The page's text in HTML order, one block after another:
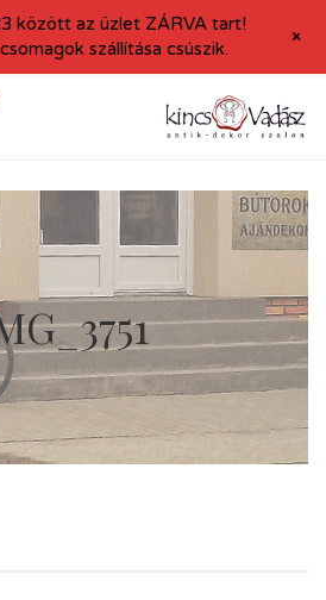
között az üzlet ZÁRVA tart!
szállítása csúszik.
+